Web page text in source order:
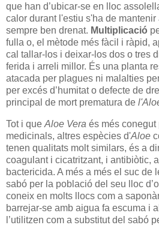
que han d’ubicar-se en lloc
calor durant l'estiu s'ha de
sempre ben drenat. Multiplicació
fulla o, el mètode més fàcil i ràpid,
cal tallar-los i deixar-los dos o tres
ferida i arreli millor. És una planta
atacada per plagues ni malalties
per excés d’humitat o defecte de
principal de mort prematura de
Tot i que Aloe Vera és més
medicinals, altres espècies d'Aloe
tenen qualitats molt similars, és a
coagulant i cicatritzant, i antibiòtic,
bactericida. A més a més el suc de
sabó per la població del seu lloc
coneix en molts llocs com a
barrejar-se amb aigua fa escuma i
l’utilitzen com a substitut del sabó